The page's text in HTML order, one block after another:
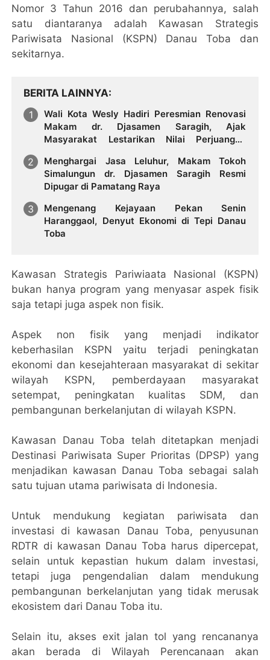
Nomor 3 Tahun 2016 dan perubahannya, salah
satu diantaranya adalah Kawasan Strategis
Pariwisata Nasional (KSPN) Danau Toba dan
sekitarnya.
BERITA LAINNYA
Wali Kota Wesly Hadiri Peresmian Renovasi
Makam dr. Djasamen Saragih, Ajak
Masyarakat Lestarikan Nilai Perjuangan
Menghargai Jasa Leluhur, Makam Tokoh
Simalungun dr. Djasamen Saragih Resmi
Dipugar di Pamatang Raya
Mengenang Kejayaan Pekan Senin
Haranggaol, Denyut Ekonomi di Tepi Danau
Toba
Kawasan Strategis Pariwiaata Nasional (KSPN)
bukan hanya program yang menyasar aspek fisik
saja tetapi juga aspek non fisik.
Aspek non fisik yang menjadi indikator
keberhasilan KSPN yaitu terjadi peningkatan
ekonomi dan kesejahteraan masyarakat di sekitar
wilayah KSPN, pemberdayaan masyarakat
setempat, peningkatan kualitas SDM, dan
pembangunan berkelanjutan di wilayah KSPN.
Kawasan Danau Toba telah ditetapkan menjadi
Destinasi Pariwisata Super Prioritas (DPSP) yang
menjadikan kawasan Danau Toba sebagai salah
satu tujuan utama pariwisata di Indonesia.
Untuk mendukung kegiatan pariwisata dan
investasi di kawasan Danau Toba, penyusunan
RDTR di kawasan Danau Toba harus dipercepat,
selain untuk kepastian hukum dalam investasi,
tetapi juga pengendalian dalam mendukung
pembangunan berkelanjutan yang tidak merusak
ekosistem dari Danau Toba itu.
Selain itu, akses exit jalan tol yang rencananya
akan berada di Wilayah Perencanaan akan